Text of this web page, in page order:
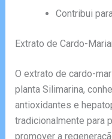
Contribui
Extrato de Cardo-
O extrato de cardo-
planta Silimarina,
antioxidantes e
tradicionalmente para
promover a